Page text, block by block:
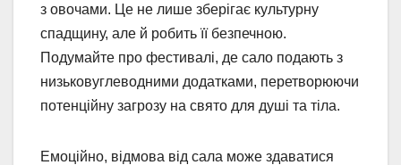
з овочами. Це не лише зберігає культурну
спадщину, але й робить її безпечною.
Подумайте про фестивалі, де сало подають з
низьковуглеводними додатками, перетворюючи
потенційну загрозу на свято для душі та тіла.
Емоційно, відмова від сала може здаватися